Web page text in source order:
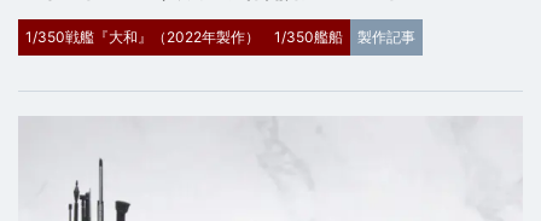
1/350戦艦『大和』（2022年製作） 1/350艦船 製作記事